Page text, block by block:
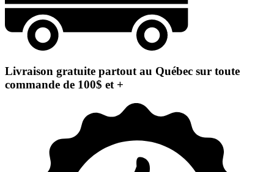
Livraison gratuite partout au Québec sur toute
commande de 100$ et +